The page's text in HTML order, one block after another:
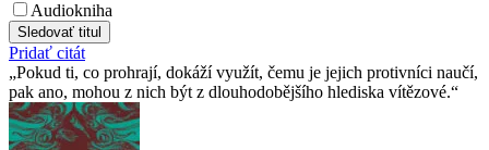
Audiokniha
Sledovať titul
Pridať citát
Pokud ti, co prohrají, dokáží využít, čemu je jejich protivníci naučí,
pak ano, mohou z nich být z dlouhodobějšího hlediska vítězové.